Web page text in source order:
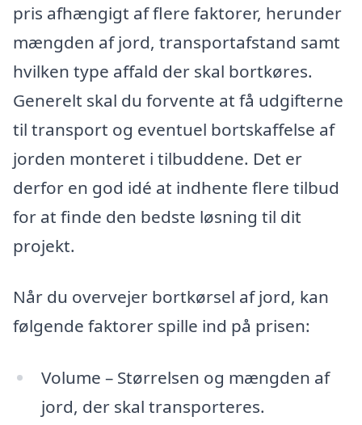
pris afhængigt af flere faktorer, herunder
mængden af jord, transportafstand samt
hvilken type affald der skal bortkøres.
Generelt skal du forvente at få udgifterne
til transport og eventuel bortskaffelse af
jorden monteret i tilbuddene. Det er
derfor en god idé at indhente flere tilbud
for at finde den bedste løsning til dit
projekt.
Når du overvejer bortkørsel af jord, kan
følgende faktorer spille ind på prisen:
Volume – Størrelsen og mængden af
jord, der skal transporteres.